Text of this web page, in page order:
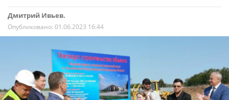
Дмитрий Ивьев.
Опубликовано: 01.06.2023 16:44